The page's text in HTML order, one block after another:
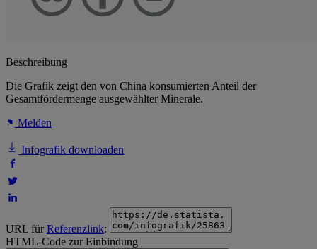
Beschreibung
Die Grafik zeigt den von China konsumierten Anteil der
Gesamtfördermenge ausgewählter Minerale.
Melden
Infografik downloaden
URL fürReferenzlink:
HTML-Code zur Einbindung